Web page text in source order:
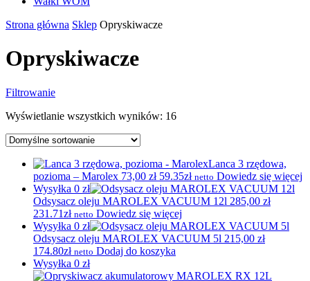
Strona główna Sklep Opryskiwacze
Opryskiwacze
Filtrowanie
Wyświetlanie wszystkich wyników: 16
Lanca 3 rzędowa,
pozioma – Marolex 73,00 zł 59.35zł netto Dowiedz się więcej
Wysyłka 0 zł
Odsysacz oleju MAROLEX VACUUM 12l 285,00 zł
231.71zł netto Dowiedz się więcej
Wysyłka 0 zł
Odsysacz oleju MAROLEX VACUUM 5l 215,00 zł
174.80zł netto Dodaj do koszyka
Wysyłka 0 zł